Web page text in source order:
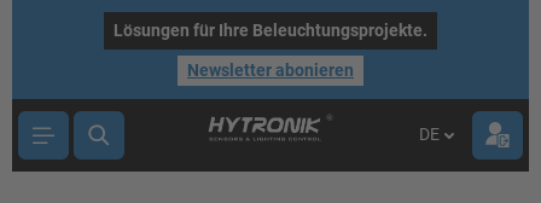
Lösungen für Ihre Beleuchtungsprojekte.
Newsletter abonieren
DE